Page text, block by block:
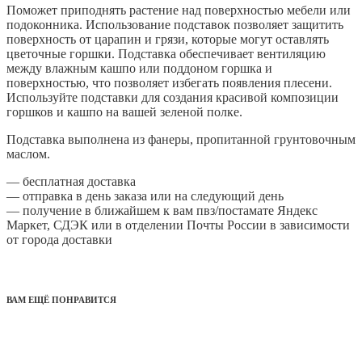
Поможет приподнять растение над поверхностью мебели или
подоконника. Использование подставок позволяет защитить
поверхность от царапин и грязи, которые могут оставлять
цветочные горшки. Подставка обеспечивает вентиляцию
между влажным кашпо или поддоном горшка и
поверхностью, что позволяет избегать появления плесени.
Используйте подставки для создания красивой композиции
горшков и кашпо на вашей зеленой полке.
Подставка выполнена из фанеры, пропитанной грунтовочным
маслом.
— бесплатная доставка
— отправка в день заказа или на следующий день
— получение в ближайшем к вам пвз/постамате Яндекс
Маркет, СДЭК или в отделении Почты России в зависимости
от города доставки
ВАМ ЕЩЁ ПОНРАВИТСЯ